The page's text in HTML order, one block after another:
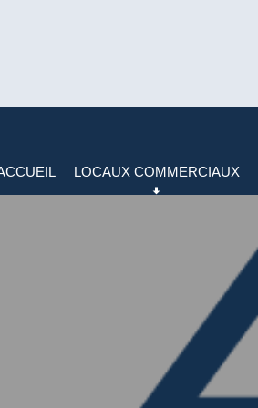
LOCAUX COMMERCIAUX